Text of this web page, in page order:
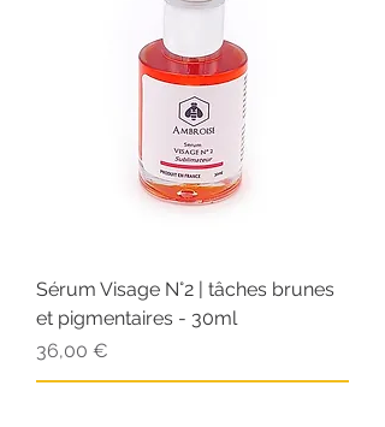
Sérum Visage N°2 | tâches brunes
et pigmentaires - 30ml
Prix
36,00 €